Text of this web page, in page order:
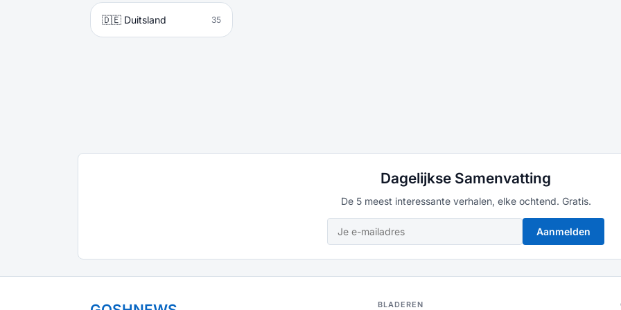
🇩🇪 Duitsland 35
Dagelijkse Samenvatting
De 5 meest interessante verhalen, elke ochtend. Gratis.
Aanmelden
BLADEREN